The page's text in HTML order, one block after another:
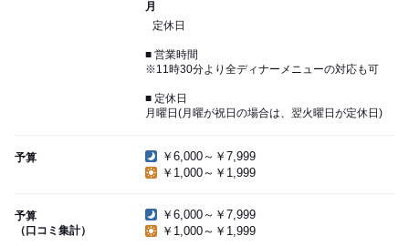
月
定休日
■ 営業時間
※11時30分より全ディナーメニューの対応も可
■ 定休日
月曜日(月曜が祝日の場合は、翌火曜日が定休日)
予算
￥6,000～￥7,999
￥1,000～￥1,999
予算
（口コミ集計）
￥6,000～￥7,999
￥1,000～￥1,999